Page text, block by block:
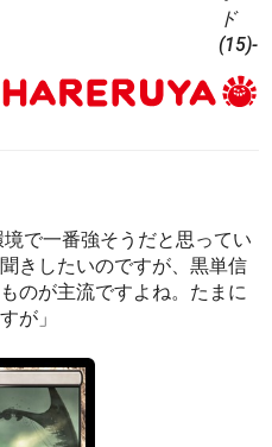
ド
(15)-
で一番強そうだと思ってい
きしたいのですが、黒単信
のが主流ですよね。たまに
が」